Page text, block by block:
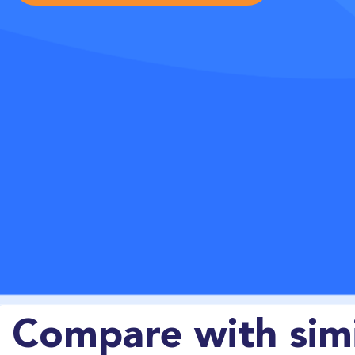
Compare with